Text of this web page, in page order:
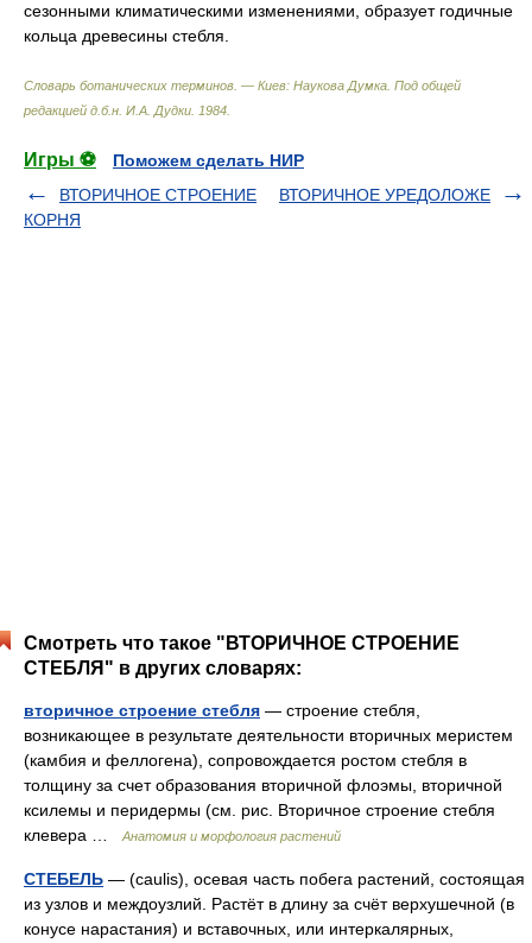
сезонными климатическими изменениями, образует годичные
кольца древесины стебля.
Словарь ботанических терминов. — Киев: Наукова Думка Под общей
редакцией д.б.н. И.А. Дудки 1984
Игры ⚽
Поможем сделать НИР
ВТОРИЧНОЕ СТРОЕНИЕ
КОРНЯ
ВТОРИЧНОЕ УРЕДОЛОЖЕ
Смотреть что такое "ВТОРИЧНОЕ СТРОЕНИЕ
СТЕБЛЯ" в других словарях:
вторичное строение стебля — строение стебля,
возникающее в результате деятельности вторичных меристем
(камбия и феллогена), сопровождается ростом стебля в
толщину за счет образования вторичной флоэмы, вторичной
ксилемы и перидермы (см. рис. Вторичное строение стебля
клевера …
Анатомия и морфология растений
СТЕБЕЛЬ — (caulis), осевая часть побега растений, состоящая
из узлов и междоузлий. Растёт в длину за счёт верхушечной (в
конусе нарастания) и вставочных, или интеркалярных,